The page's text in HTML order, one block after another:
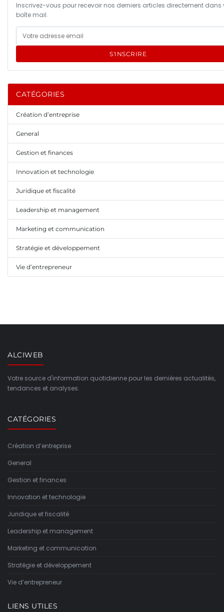
Inscrivez-vous pour recevoir nos derniers articles directement dans
boîte mail.
S'INSCRIRE
CATÉGORIES
Création d’entreprise
General
Gestion et finances
Innovation et technologie
Juridique et fiscalité
Leadership et management
Marketing et communication
Stratégie et développement
Vie d’entrepreneur
ALCIWEB
Votre source d'information quotidienne pour les dernières actualités,
tendances et analyses.
CATÉGORIES
Création d’entreprise
General
Gestion et finances
Innovation et technologie
Juridique et fiscalité
Leadership et management
Marketing et communication
Stratégie et développement
Vie d’entrepreneur
LIENS UTILES